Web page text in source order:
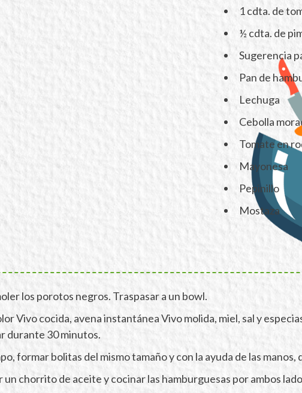
1 cdta. de
½ cdta. de
Sugerencia
Pan de
Lechuga
Cebolla
Tomate en
Mayonesa
Pepinillo
Mostaza
los porotos negros. Traspasar a un bowl.
Vivo cocida, avena instantánea Vivo molida, miel, sal y
durante 30 minutos.
formar bolitas del mismo tamaño y con la ayuda de las
un chorrito de aceite y cocinar las hamburguesas por ambos